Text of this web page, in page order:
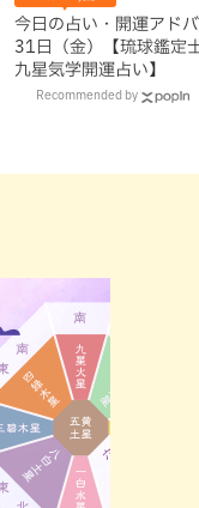
今日の占い・開運アド
31日（金）【琉球鑑定
九星気学開運占い】
Recommended by